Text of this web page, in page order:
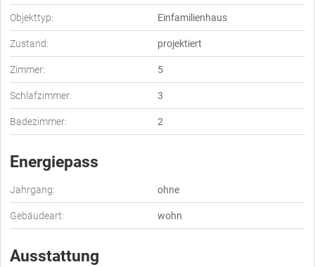
Objekttyp: Einfamilienhaus
Zustand: projektiert
Zimmer: 5
Schlafzimmer: 3
Badezimmer: 2
Energiepass
Jahrgang: ohne
Gebäudeart: wohn
Ausstattung